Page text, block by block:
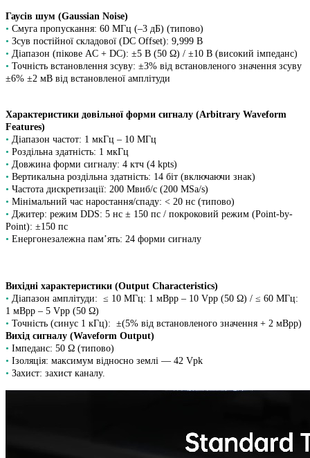
Гаусів шум (Gaussian Noise)
• Смуга пропускання: 60 МГц (–3 дБ) (типово)
• Зсув постійної складової (DC Offset): 9,999 В
• Діапазон (пікове AC + DC): ±5 В (50 Ω) / ±10 В (високий імпеданс)
• Точність встановлення зсуву: ±3% від встановленого значення зсуву
±6% ±2 мВ від встановленої амплітуди
Характеристики довільної форми сигналу (Arbitrary Waveform
Features)
• Діапазон частот: 1 мкГц – 10 МГц
• Роздільна здатність: 1 мкГц
• Довжина форми сигналу: 4 ктч (4 kpts)
• Вертикальна роздільна здатність: 14 біт (включаючи знак)
• Частота дискретизації: 200 Мвиб/с (200 MSa/s)
• Мінімальний час наростання/спаду: < 20 нс (типово)
• Джитер: режим DDS: 5 нс ± 150 пс / покроковий режим (Point-by-
Point): ±150 пс
• Енергонезалежна пам’ять: 24 форми сигналу
Вихідні характеристики (Output Characteristics)
• Діапазон амплітуди: ≤ 10 МГц: 1 мВpp – 10 Vpp (50 Ω) / ≤ 60 МГц:
1 мВpp – 5 Vpp (50 Ω)
• Точність (синус 1 кГц): ±(5% від встановленого значення + 2 мВpp)
Вихід сигналу (Waveform Output)
• Імпеданс: 50 Ω (типово)
• Ізоляція: максимум відносно землі — 42 Vpk
• Захист: захист каналу.